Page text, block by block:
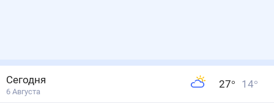
Сегодня
6 Августа
27° 14°